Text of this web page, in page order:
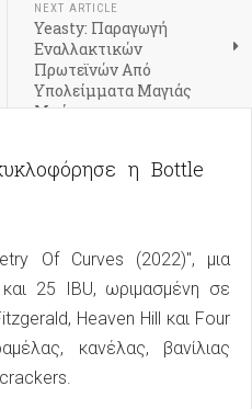
NEXT ARTICLE
Yeasty: Παραγωγή
Εναλλακτικών
Πρωτεϊνών Από
Υπολείμματα Μαγιάς
Μπύρας
η Bottle
Of Curves (2022)", μια
25 IBU, ωριμασμένη σε
Heaven Hill και Four
κανέλας, βανίλιας